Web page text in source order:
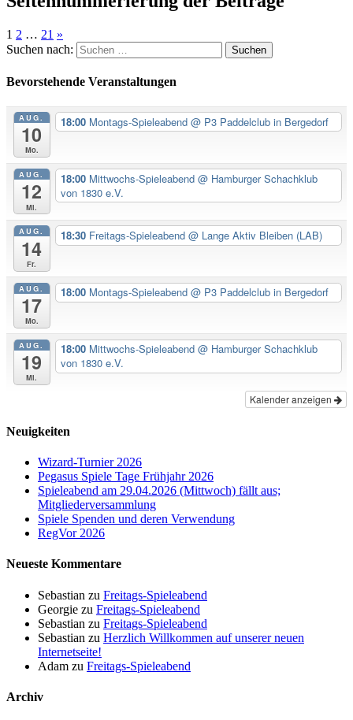
1 2 … 21 »
Suchen nach:
Bevorstehende Veranstaltungen
AUG.
10
Mo.
18:00 Montags-Spieleabend @ P3 Paddelclub in Bergedorf
AUG.
12
Mi.
18:00 Mittwochs-Spieleabend @ Hamburger Schachklub
von 1830 e.V.
AUG.
14
Fr.
18:30 Freitags-Spieleabend @ Lange Aktiv Bleiben (LAB)
AUG.
17
Mo.
18:00 Montags-Spieleabend @ P3 Paddelclub in Bergedorf
AUG.
19
Mi.
18:00 Mittwochs-Spieleabend @ Hamburger Schachklub
von 1830 e.V.
Kalender anzeigen
Neuigkeiten
Wizard-Turnier 2026
Pegasus Spiele Tage Frühjahr 2026
Spieleabend am 29.04.2026 (Mittwoch) fällt aus;
Mitgliederversammlung
Spiele Spenden und deren Verwendung
RegVor 2026
Neueste Kommentare
Sebastian zu Freitags-Spieleabend
Georgie zu Freitags-Spieleabend
Sebastian zu Freitags-Spieleabend
Sebastian zu Herzlich Willkommen auf unserer neuen
Internetseite!
Adam zu Freitags-Spieleabend
Archiv